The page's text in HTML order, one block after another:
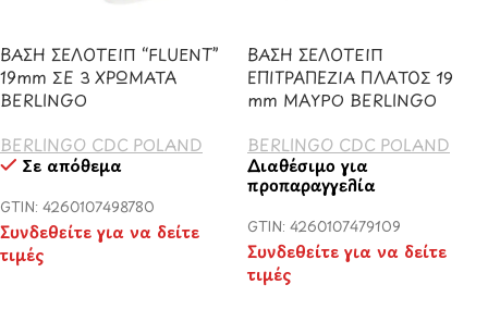
ΒΑΣΗ ΣΕΛΟΤΕΙΠ “FLUENT”
19mm ΣΕ 3 ΧΡΩΜΑΤΑ
BERLINGO
BERLINGO CDC POLAND
Σε απόθεμα
GTIN: 4260107498780
Συνδεθείτε για να δείτε
τιμές
ΒΑΣΗ ΣΕΛΟΤΕΙΠ
ΕΠΙΤΡΑΠΕΖΙΑ ΠΛΑΤΟΣ 19
mm ΜΑΥΡΟ BERLINGO
BERLINGO CDC POLAND
Διαθέσιμο για
προπαραγγελία
GTIN: 4260107479109
Συνδεθείτε για να δείτε
τιμές